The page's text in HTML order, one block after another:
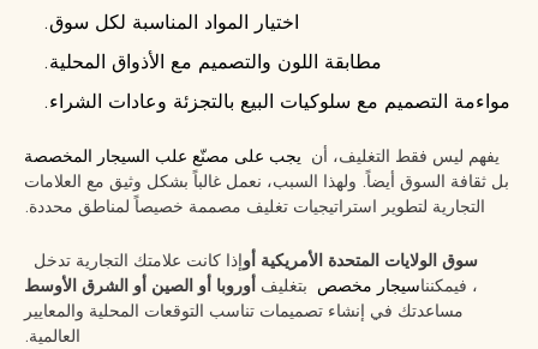
اختيار المواد المناسبة لكل سوق.
مطابقة اللون والتصميم مع الأذواق المحلية.
مواءمة التصميم مع سلوكيات البيع بالتجزئة وعادات الشراء.
يجب على مصنّع علب السيجار المخصصة أن يفهم ليس فقط التغليف،
بل ثقافة السوق أيضاً. ولهذا السبب، نعمل غالباً بشكل وثيق مع العلامات
التجارية لتطوير استراتيجيات تغليف مصممة خصيصاً لمناطق محددة.
إذا كانت علامتك التجارية تدخلسوق الولايات المتحدة الأمريكية أو
أوروبا أو الصين أو الشرق الأوسط بتغليف سيجار مخصص، فيمكننا
مساعدتك في إنشاء تصميمات تناسب التوقعات المحلية والمعايير
العالمية.